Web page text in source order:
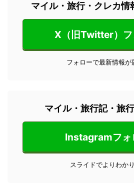
マイル・旅行・クレカ情
X（旧Twitter）フ
フォローで最新情報が
マイル・旅行記・旅
Instagramフォ
スライドでよりわか